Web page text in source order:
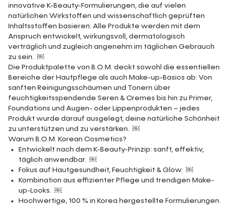
innovative K-Beauty-Formulierungen, die auf vielen
natürlichen Wirkstoffen und wissenschaftlich geprüften
Inhaltsstoffen basieren. Alle Produkte werden mit dem
Anspruch entwickelt, wirkungsvoll, dermatologisch
verträglich und zugleich angenehm im täglichen Gebrauch
zu sein. ￼
Die Produktpalette von B.O.M. deckt sowohl die essentiellen
Bereiche der Hautpflege als auch Make-up-Basics ab: Von
sanften Reinigungsschäumen und Tonern über
feuchtigkeitsspendende Seren & Cremes bis hin zu Primer,
Foundations und Augen- oder Lippenprodukten – jedes
Produkt wurde darauf ausgelegt, deine natürliche Schönheit
zu unterstützen und zu verstärken. ￼
Warum B.O.M. Korean Cosmetics?
Entwickelt nach dem K-Beauty-Prinzip: sanft, effektiv,
täglich anwendbar. ￼
Fokus auf Hautgesundheit, Feuchtigkeit & Glow. ￼
Kombination aus effizienter Pflege und trendigen Make-
up-Looks. ￼
Hochwertige, 100 % in Korea hergestellte Formulierungen.